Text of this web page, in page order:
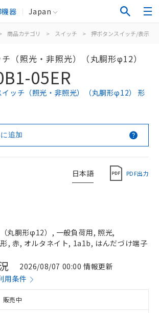
器 Japan
商品カテゴリ > スイッチ > 押ボタンスイッチ/表示灯
（照光・非照光）（丸胴形φ12）
05ER
イッチ（照光・非照光）（丸胴形φ12） 形
追加
日本語 PDF出力
丸胴形φ12）, 一般負荷用, 照光,
, 赤, オルタネイト, 1a1b, はんだづけ端子
2026/08/07 00:00 情報更新
用条件
販売中